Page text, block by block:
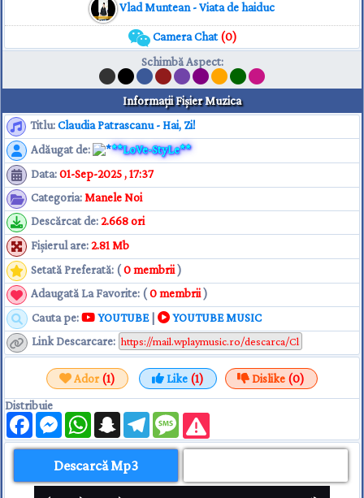
Vlad Muntean - Viata de haiduc
Camera Chat(0)
Schimbă Aspect:
Informaţii Fişier Muzica
Titlu:Claudia Patrascanu - Hai, Zi!
Adăugat de:
**LoVe-StyLe**
Data:01-Sep-2025 , 17:37
Categoria: Manele Noi
Descărcat de:2.668 ori
Fişierul are:2.81 Mb
Setată Preferată: (0 membrii )
Adaugată La Favorite: (0 membrii )
Cauta pe:
YOUTUBE|
YOUTUBE MUSIC
Link Descarcare:
Ador(1) Like (1) Dislike (0)
Distribuie
FacebookMessengerWhatsAppSnapchatTelegramMessage
Descarcă Mp3